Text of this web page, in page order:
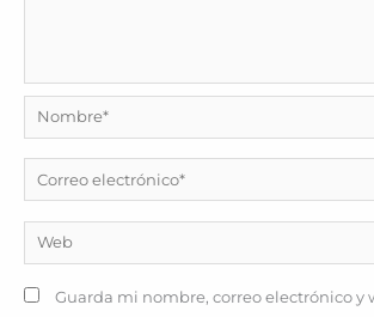
Nombre*
Correo
electrónico*
Web
Guarda mi nombre, correo electrónico y